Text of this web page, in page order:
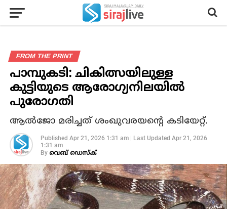
FROM THE PRINT
പാമ്പുകടി: ചികിത്സയിലുള്ള
കുട്ടിയുടെ ആരോഗ്യനിലയില്‍
പുരോഗതി
ആല്‍ജോ മരിച്ചത് ശംഖുവരയന്റെ കടിയേറ്റ്.
Published Apr 21, 2026 1:31 am| Last Updated Apr 21, 2026
1:31 am
By വെബ് ഡെസ്‌ക്